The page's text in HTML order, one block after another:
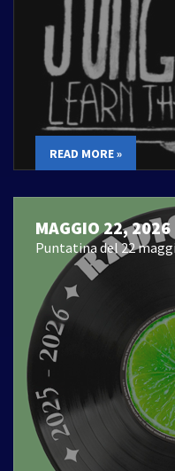
READ MORE »
MAGGIO 22, 2026
Puntatina del 22